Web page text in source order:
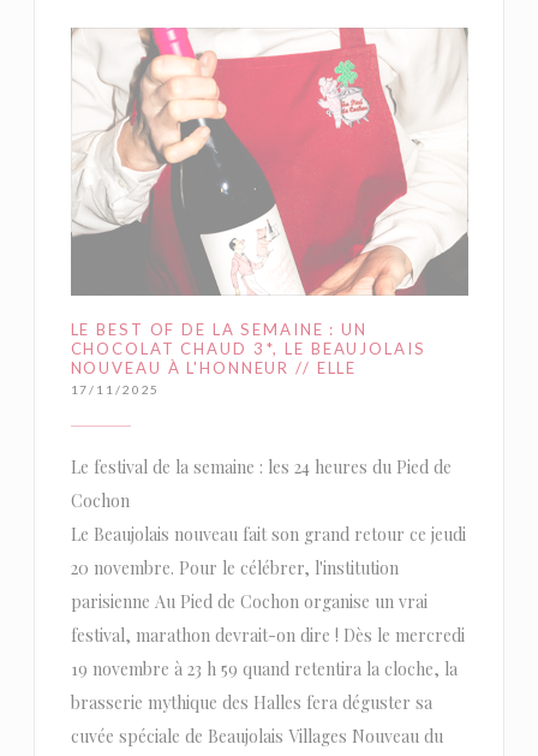
LE BEST OF DE LA SEMAINE : UN
CHOCOLAT CHAUD 3*, LE BEAUJOLAIS
NOUVEAU À L'HONNEUR // ELLE
17/11/2025
Le festival de la semaine : les 24 heures du Pied de
Cochon
Le Beaujolais nouveau fait son grand retour ce jeudi
20 novembre. Pour le célébrer, l'institution
parisienne Au Pied de Cochon organise un vrai
festival, marathon devrait-on dire ! Dès le mercredi
19 novembre à 23 h 59 quand retentira la cloche, la
brasserie mythique des Halles fera déguster sa
cuvée spéciale de Beaujolais Villages Nouveau du